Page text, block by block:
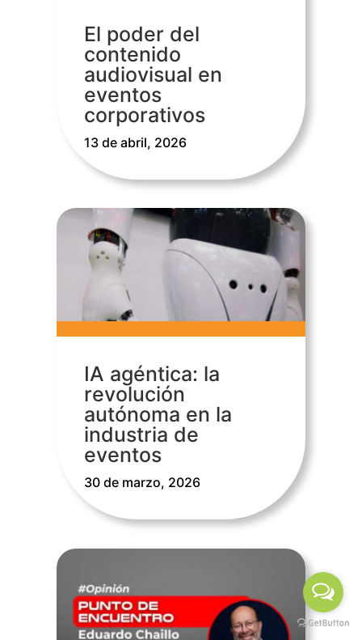
El poder del
contenido
audiovisual en
eventos
corporativos
13 de abril, 2026
IA agéntica: la
revolución
autónoma en la
industria de
eventos
30 de marzo, 2026